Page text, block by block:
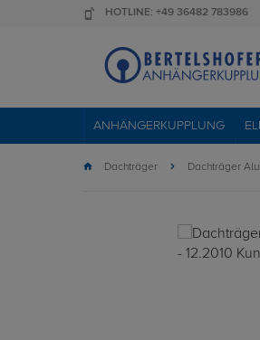
HOTLINE: +49 36482 783986
ANHÄNGERKUPPLUNG
Dachträger Dachträger